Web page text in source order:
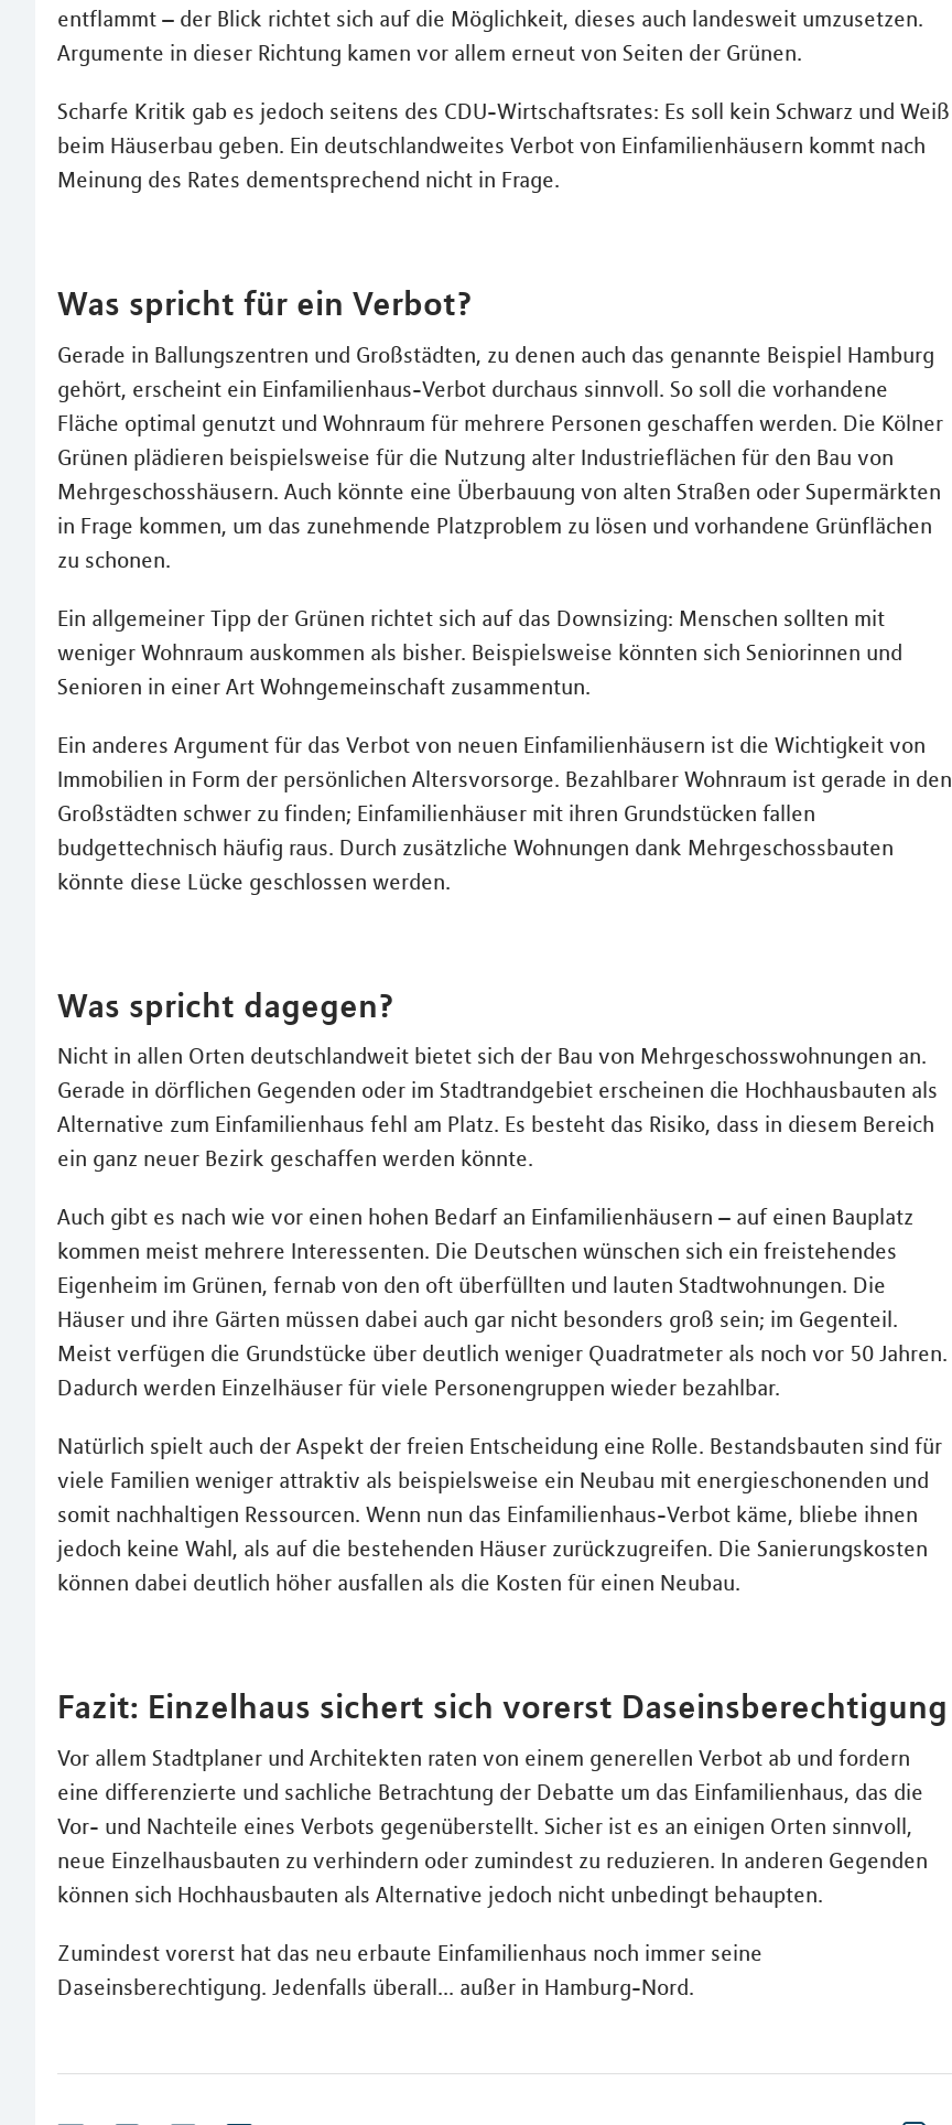
entflammt – der Blick richtet sich auf die Möglichkeit, dieses auch landesweit umzusetzen.
Argumente in dieser Richtung kamen vor allem erneut von Seiten der Grünen.
Scharfe Kritik gab es jedoch seitens des CDU-Wirtschaftsrates: Es soll kein Schwarz und Weiß
beim Häuserbau geben. Ein deutschlandweites Verbot von Einfamilienhäusern kommt nach
Meinung des Rates dementsprechend nicht in Frage.
Was spricht für ein Verbot?
Gerade in Ballungszentren und Großstädten, zu denen auch das genannte Beispiel Hamburg
gehört, erscheint ein Einfamilienhaus-Verbot durchaus sinnvoll. So soll die vorhandene
Fläche optimal genutzt und Wohnraum für mehrere Personen geschaffen werden. Die Kölner
Grünen plädieren beispielsweise für die Nutzung alter Industrieflächen für den Bau von
Mehrgeschosshäusern. Auch könnte eine Überbauung von alten Straßen oder Supermärkten
in Frage kommen, um das zunehmende Platzproblem zu lösen und vorhandene Grünflächen
zu schonen.
Ein allgemeiner Tipp der Grünen richtet sich auf das Downsizing: Menschen sollten mit
weniger Wohnraum auskommen als bisher. Beispielsweise könnten sich Seniorinnen und
Senioren in einer Art Wohngemeinschaft zusammentun.
Ein anderes Argument für das Verbot von neuen Einfamilienhäusern ist die Wichtigkeit von
Immobilien in Form der persönlichen Altersvorsorge. Bezahlbarer Wohnraum ist gerade in den
Großstädten schwer zu finden; Einfamilienhäuser mit ihren Grundstücken fallen
budgettechnisch häufig raus. Durch zusätzliche Wohnungen dank Mehrgeschossbauten
könnte diese Lücke geschlossen werden.
Was spricht dagegen?
Nicht in allen Orten deutschlandweit bietet sich der Bau von Mehrgeschosswohnungen an.
Gerade in dörflichen Gegenden oder im Stadtrandgebiet erscheinen die Hochhausbauten als
Alternative zum Einfamilienhaus fehl am Platz. Es besteht das Risiko, dass in diesem Bereich
ein ganz neuer Bezirk geschaffen werden könnte.
Auch gibt es nach wie vor einen hohen Bedarf an Einfamilienhäusern – auf einen Bauplatz
kommen meist mehrere Interessenten. Die Deutschen wünschen sich ein freistehendes
Eigenheim im Grünen, fernab von den oft überfüllten und lauten Stadtwohnungen. Die
Häuser und ihre Gärten müssen dabei auch gar nicht besonders groß sein; im Gegenteil.
Meist verfügen die Grundstücke über deutlich weniger Quadratmeter als noch vor 50 Jahren.
Dadurch werden Einzelhäuser für viele Personengruppen wieder bezahlbar.
Natürlich spielt auch der Aspekt der freien Entscheidung eine Rolle. Bestandsbauten sind für
viele Familien weniger attraktiv als beispielsweise ein Neubau mit energieschonenden und
somit nachhaltigen Ressourcen. Wenn nun das Einfamilienhaus-Verbot käme, bliebe ihnen
jedoch keine Wahl, als auf die bestehenden Häuser zurückzugreifen. Die Sanierungskosten
können dabei deutlich höher ausfallen als die Kosten für einen Neubau.
Fazit: Einzelhaus sichert sich vorerst Daseinsberechtigung
Vor allem Stadtplaner und Architekten raten von einem generellen Verbot ab und fordern
eine differenzierte und sachliche Betrachtung der Debatte um das Einfamilienhaus, das die
Vor- und Nachteile eines Verbots gegenüberstellt. Sicher ist es an einigen Orten sinnvoll,
neue Einzelhausbauten zu verhindern oder zumindest zu reduzieren. In anderen Gegenden
können sich Hochhausbauten als Alternative jedoch nicht unbedingt behaupten.
Zumindest vorerst hat das neu erbaute Einfamilienhaus noch immer seine
Daseinsberechtigung. Jedenfalls überall... außer in Hamburg-Nord.